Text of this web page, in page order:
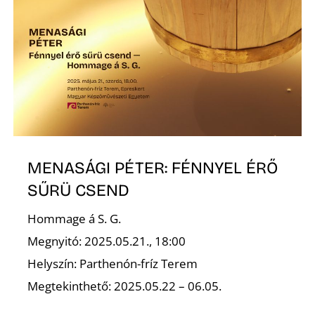
MENASÁGI PÉTER: FÉNNYEL ÉRŐ
SŰRÜ CSEND
Hommage á S. G.
Megnyitó: 2025.05.21., 18:00
Helyszín: Parthenón-fríz Terem
Megtekinthető: 2025.05.22 – 06.05.